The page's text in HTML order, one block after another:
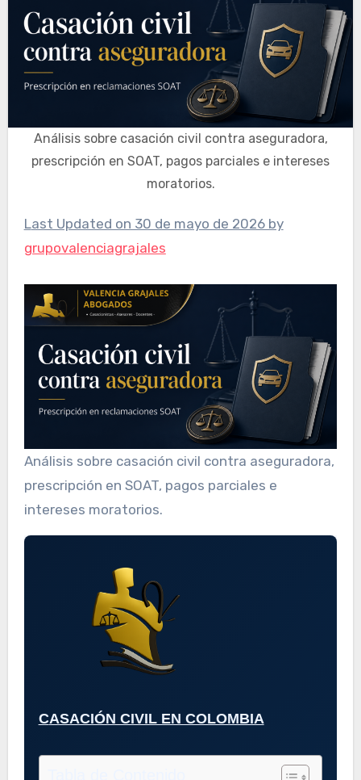
Análisis sobre casación civil contra aseguradora,
prescripción en SOAT, pagos parciales e intereses
moratorios.
Last Updated on 30 de mayo de 2026 by
grupovalenciagrajales
Análisis sobre casación civil contra aseguradora,
prescripción en SOAT, pagos parciales e
intereses moratorios.
CASACIÓN CIVIL EN COLOMBIA